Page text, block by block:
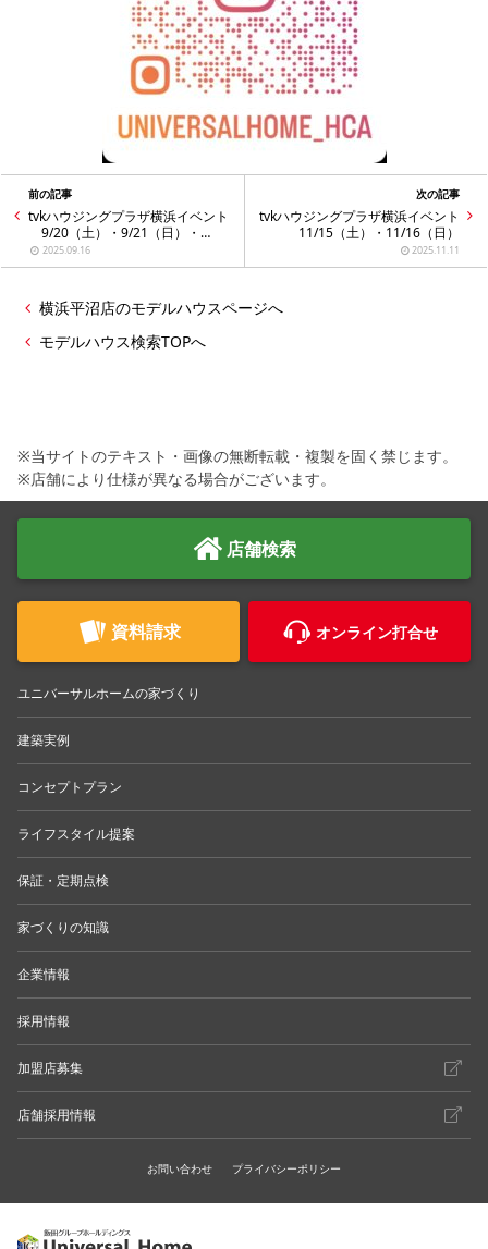
前の記事
tvkハウジングプラザ横浜イベント
9/20（土）・9/21（日）・
9/23（火祝）・9/27（土）・
9/28（日）
2025.09.16
次の記事
tvkハウジングプラザ横浜イベント
11/15（土）・11/16（日）
2025.11.11
横浜平沼店のモデルハウスページへ
モデルハウス検索TOPへ
※当サイトのテキスト・画像の無断転載・複製を固く禁じます。
※店舗により仕様が異なる場合がございます。
店舗検索
資料請求 オンライン打合せ
ユニバーサルホームの家づくり
建築実例
コンセプトプラン
ライフスタイル提案
保証・定期点検
家づくりの知識
企業情報
採用情報
加盟店募集
店舗採用情報
お問い合わせ プライバシーポリシー